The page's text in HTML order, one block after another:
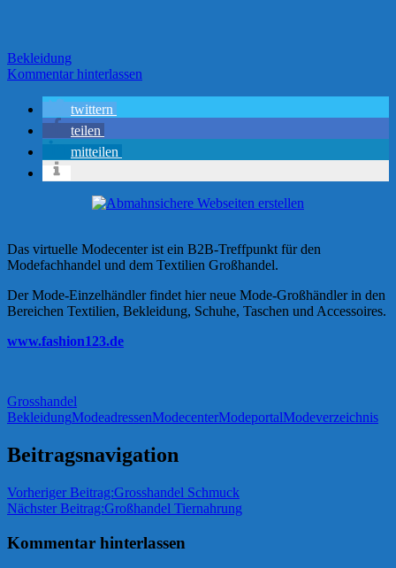
Bekleidung
Kommentar hinterlassen
twittern
teilen
mitteilen
Das virtuelle Modecenter ist ein B2B-Treffpunkt für den
Modefachhandel und dem Textilien Großhandel.
Der Mode-Einzelhändler findet hier neue Mode-Großhändler in den
Bereichen Textilien, Bekleidung, Schuhe, Taschen und Accessoires.
www.fashion123.de
Grosshandel
BekleidungModeadressenModecenterModeportalModeverzeichnis
Beitragsnavigation
Vorheriger Beitrag:Grosshandel Schmuck
Nächster Beitrag:Großhandel Tiernahrung
Kommentar hinterlassen